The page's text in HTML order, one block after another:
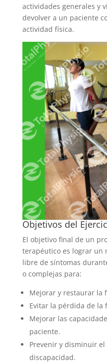
actividades generales y
devolver a un paciente
actividad física.
Objetivos del
El objetivo final de un
terapéutico es lograr un
libre de síntomas
o complejas para:
Mejorar y restaurar la
Evitar la pérdida de la
Mejorar las
paciente.
Prevenir y disminuir
discapacidad.